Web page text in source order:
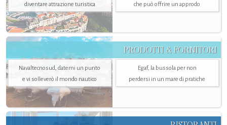
diventare attrazione turistica
che può offrire un approdo
PRODOTTI & FORNITORI
Navaltecnosud, datemi un punto
e vi solleverò il mondo nautico
Egaf, la bussola per non
perdersi in un mare di pratiche